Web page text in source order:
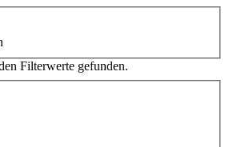
Filterwerte gefunden.